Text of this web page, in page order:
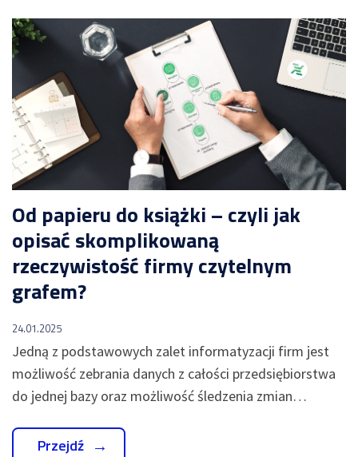
Od papieru do książki – czyli jak
opisać skomplikowaną
rzeczywistość firmy czytelnym
grafem?
24.01.2025
Jedną z podstawowych zalet informatyzacji firm jest
możliwość zebrania danych z całości przedsiębiorstwa
do jednej bazy oraz możliwość śledzenia zmian…
Przejdź